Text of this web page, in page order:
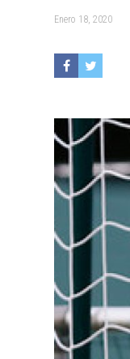
Enero 18, 2020